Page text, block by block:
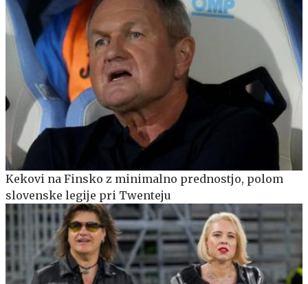
Kekovi na Finsko z minimalno prednostjo, polom
slovenske legije pri Twenteju